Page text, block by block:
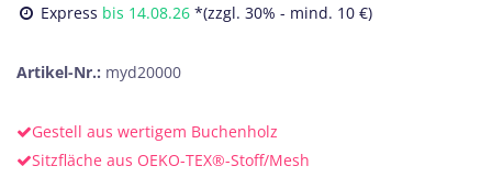
Express bis 14.08.26 *(zzgl. 30% - mind. 10 €)
Artikel-Nr.: myd20000
Gestell aus wertigem Buchenholz
Sitzfläche aus OEKO-TEX®-Stoff/Mesh